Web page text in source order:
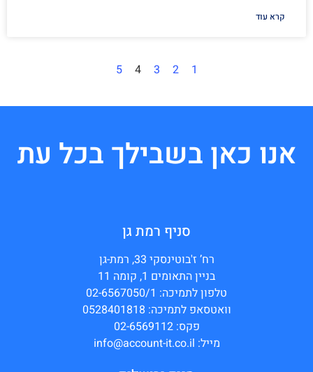
קרא עוד
1
2
3
4
5
אנו כאן בשבילך בכל עת
סניף רמת גן
רח’ ז'בוטינסקי 33, רמת-גן
בניין התאומים 1, קומה 11
טלפון לתמיכה: 02-6567050/1
וואטסאפ לתמיכה: 0528401818
פקס: 02-6569112
מייל: info@account-it.co.il